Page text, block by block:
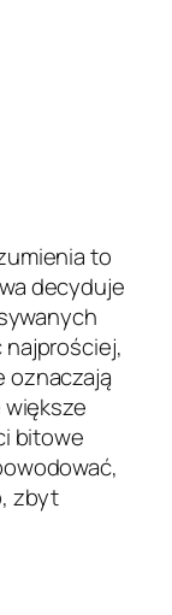
to
decyduje
najprościej,
oznaczają
bitowe
zbyt